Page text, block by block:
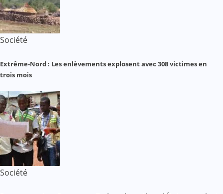
Société
Extrême-Nord : Les enlèvements explosent avec 308 victimes en
trois mois
Société